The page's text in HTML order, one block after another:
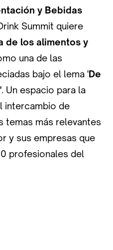
y Bebidas
Summit quiere
de los alimentos y
una de las
bajo el lema 'De
. Un espacio para la
intercambio de
más relevantes
y sus empresas que
profesionales del